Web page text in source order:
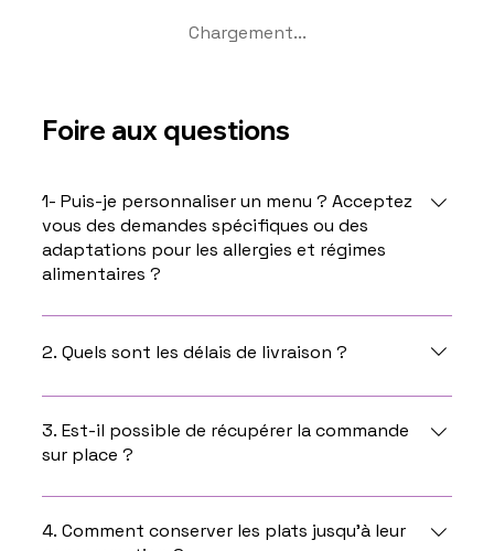
Chargement...
Foire aux questions
1- Puis-je personnaliser un menu ? Acceptez
vous des demandes spécifiques ou des
adaptations pour les allergies et régimes
alimentaires ?
Oui, vous pouvez personnaliser un menu en nous
contactant directement par téléphone ou par
fonction des demandes.
2. Quels sont les délais de livraison ?
Les délais de livraison ou de retrait dans nos
locaux sont de 15 jours à partir de la date de votre
commande.
3. Est-il possible de récupérer la commande
sur place ?
Oui bien sûr , dès que votre commande sera prête,
vous serez informé et vous pourrez venir la
4. Comment conserver les plats jusqu’à leur